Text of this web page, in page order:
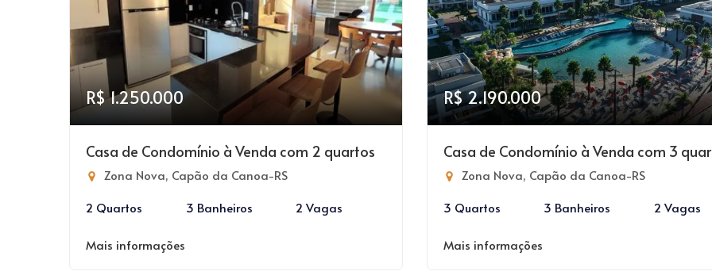
R$ 1.250.000
Casa de Condomínio à Venda com 2 quartos
Zona Nova, Capão da Canoa-RS
2 Quartos
3 Banheiros 2 Vagas
Mais informações
R$ 2.190.000
Casa de Condomínio à Venda com 3
Zona Nova, Capão da Canoa-RS
3 Quartos
3 Banheiros 2 Vagas
Mais informações